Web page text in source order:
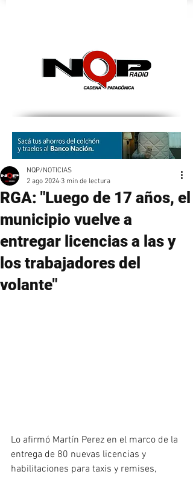
RGA: "Luego de 17 años, el
municipio vuelve a
entregar licencias a las y
los trabajadores del
volante"
NQP/NOTICIAS
2 ago 2024 3 min de lectura
Lo afirmó Martín Perez en el marco de la
entrega de 80 nuevas licencias y
habilitaciones para taxis y remises,